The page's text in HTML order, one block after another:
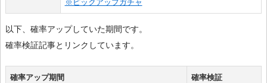
※ピックアップガチャ
以下、確率アップしていた期間です。
確率検証記事とリンクしています。
確率アップ期間 確率検証